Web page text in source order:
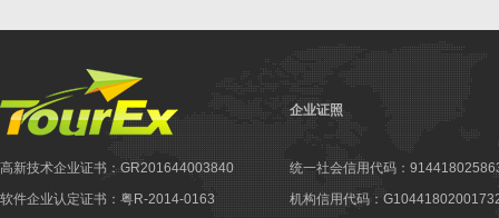
高新技术企业证书：GR201644003840
软件企业认定证书：粤R-2014-0163
企业证照
统一社会信用代码：
机构信用代码：